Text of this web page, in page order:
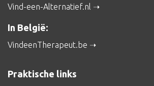
Vind-een-Alternatief.nl
In België:
VindeenTherapeut.be
Praktische links